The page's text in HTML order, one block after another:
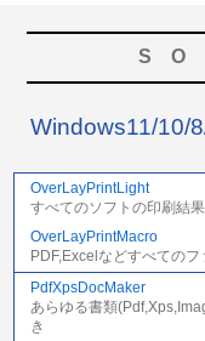
Windows11/10/
OverLayPrintLight
すべてのソフトの印刷結
OverLayPrintMacro
PDF,Excelなどすべての
PdfXpsDocMaker
あらゆる書類
き